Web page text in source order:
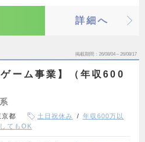
詳細へ
掲載期間 26/08/04～26/08/17
ーム事業】（年収600
京都 土日祝休み
年収600万以
てもOK